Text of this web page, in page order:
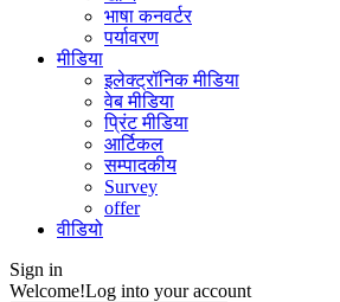
भाषा कनवर्टर
पर्यावरण
मीडिया
इलेक्ट्रॉनिक मीडिया
वेब मीडिया
प्रिंट मीडिया
आर्टिकल
सम्पादकीय
Survey
offer
वीडियो
Sign in
Welcome!Log into your account